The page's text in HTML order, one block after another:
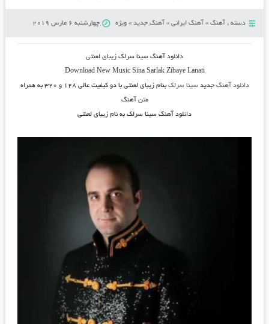
دسته : آهنگ» آهنگ ایرانی» آهنگ جدید» ویژه چهارشنبه 6 مارس 2019
دانلود آهنگ سینا سرلک زیبای لعنتی
Download New Music Sina Sarlak Zibaye Lanati
دانلود آهنگ جدید سینا سرلک بنام زیبای لعنتی
با دو کیفیت عالی ۱۲۸ و ۳۲۰ به همراه
متن آهنگ
دانلود آهنگ سینا سرلک به نام زیبای لعنتی